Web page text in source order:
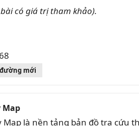
có giá trị tham khảo).
mới
Map
Map là nền tảng bản đồ tra cứu